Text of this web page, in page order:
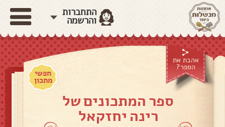
התחברות
והרשמה
אהבת את
הספר?
חפשי
מתכון
ספר המתכונים של
רינה יחזקאל